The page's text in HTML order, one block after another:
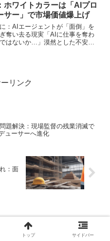
ホワイトカラーは「AIプロ
サー」で市場価値爆上げ
：AIエージェントが「面倒」を
奪い去る現実「AIに仕事を奪わ
はないか…」漠然とした不安を
リンク
題解決：現場監督の残業消滅で
ューサーへ進化
：面
トップ サイドバー